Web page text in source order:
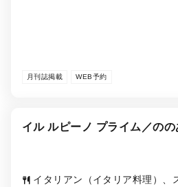
月刊誌掲載 WEB予約
イル ルピーノ プライム／のの
イタリアン（イタリア料理）、